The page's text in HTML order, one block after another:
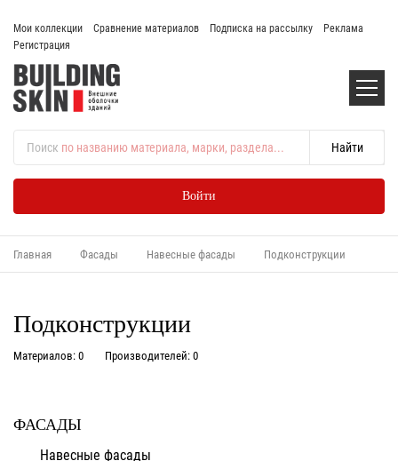
Мои коллекции Сравнение материалов Подписка на рассылку
Реклама
Регистрация
Поиск по названию материала, марки, раздела...
Войти
Главная Фасады Навесные фасады Подконструкции
Подконструкции
Материалов: 0 Производителей: 0
ФАСАДЫ
Навесные фасады